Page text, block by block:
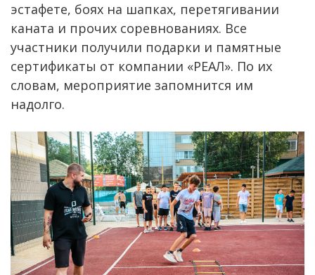
эстафете, боях на шапках, перетягивании
каната и прочих соревнованиях. Все
участники получили подарки и памятные
сертификаты от компании «РЕАЛ». По их
словам, мероприятие запомнится им
надолго.